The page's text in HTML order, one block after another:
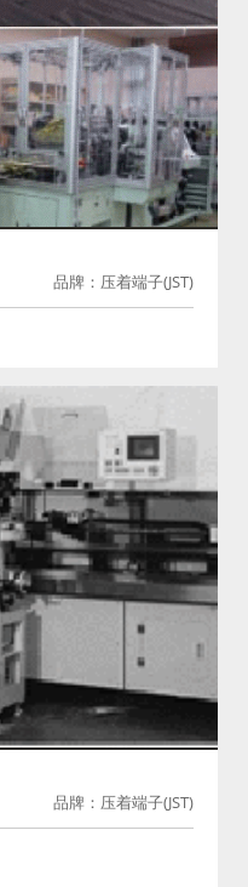
品牌：压着端子(JST)
品牌：压着端子(JST)